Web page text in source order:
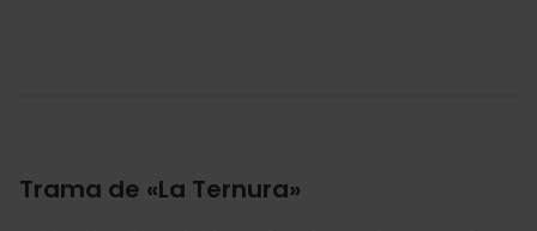
Trama de «La Ternura»